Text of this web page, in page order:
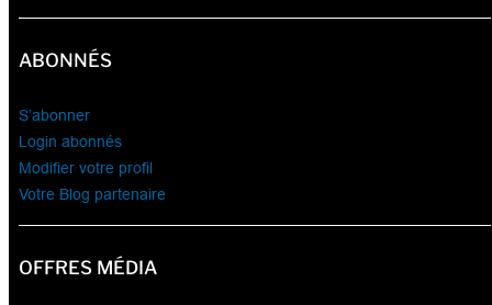
ABONNÉS
S’abonner
Login abonnés
Modifier votre profil
Votre Blog partenaire
OFFRES MÉDIA